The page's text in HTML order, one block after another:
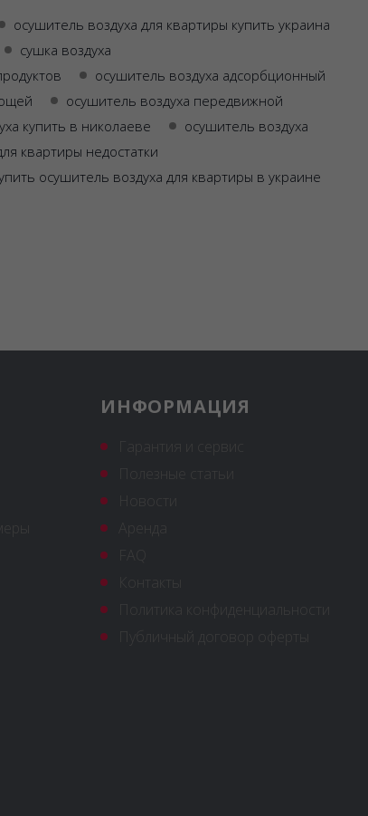
осушитель воздуха для квартиры купить украина
сушка воздуха
осушитель воздуха адсорбционный
осушитель воздуха передвижной
купить в николаеве
осушитель воздуха
квартиры недостатки
осушитель воздуха для квартиры в украине
ИНФОРМАЦИЯ